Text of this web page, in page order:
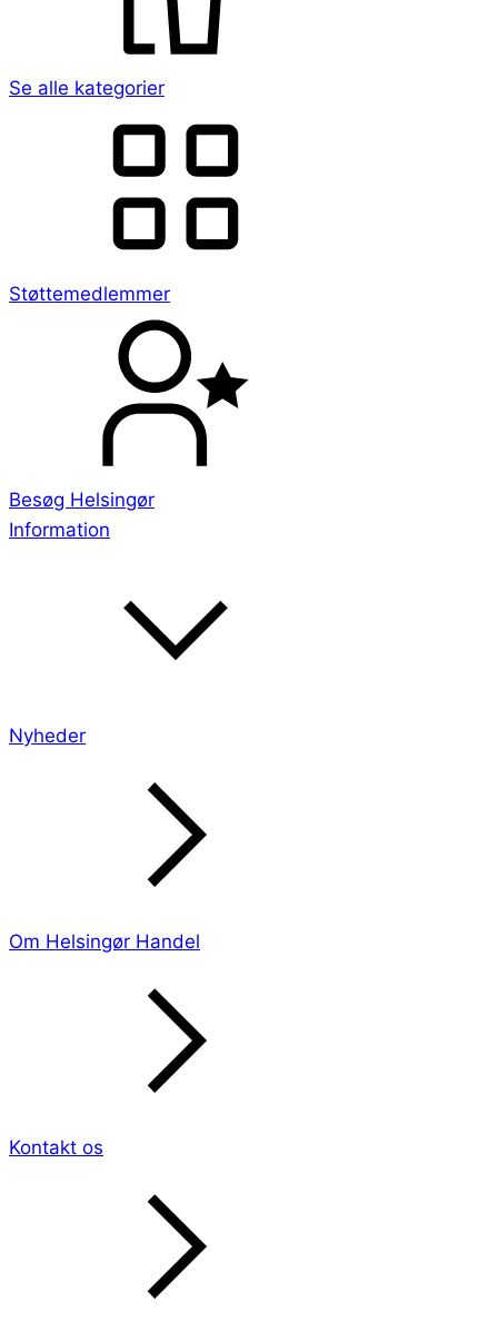
Se alle kategorier
Støttemedlemmer
Besøg Helsingør
Information
Nyheder
Om Helsingør Handel
Kontakt os